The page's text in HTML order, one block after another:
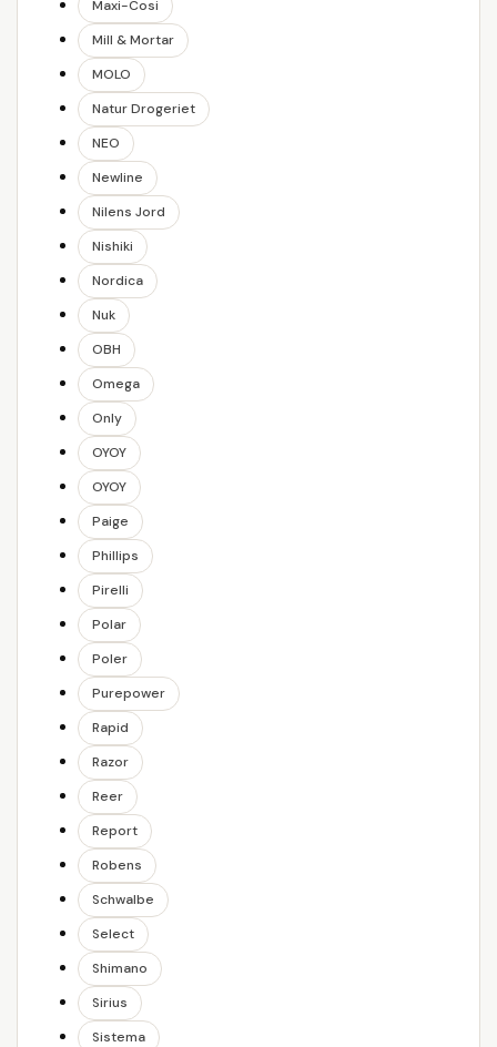
Maxi-Cosi
Mill & Mortar
MOLO
Natur Drogeriet
NEO
Newline
Nilens Jord
Nishiki
Nordica
Nuk
OBH
Omega
Only
OYOY
OYOY
Paige
Phillips
Pirelli
Polar
Poler
Purepower
Rapid
Razor
Reer
Report
Robens
Schwalbe
Select
Shimano
Sirius
Sistema